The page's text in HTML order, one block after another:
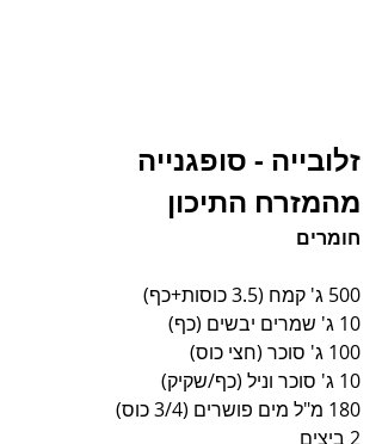
זלובייה - סופגנייה
מהמזרח התיכון
חומרים
500 ג' קמח (3.5 כוסות+כף)
10 ג' שמרים יבשים (כף)
100 ג' סוכר (חצי כוס)
10 ג' סוכר וניל (כף/שקיק)
180 מ"ל מים פושרים (3/4 כוס)
2 ביצים